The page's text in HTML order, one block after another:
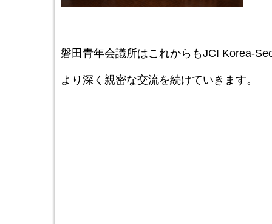
磐田青年会議所はこれからもJCI Korea-
より深く親密な交流を続けていきます。